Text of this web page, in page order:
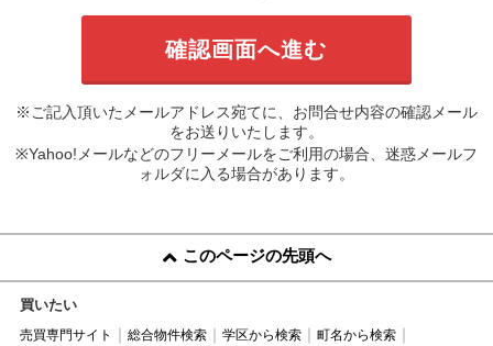
※ご記入頂いたメールアドレス宛てに、お問合せ内容の確認メール
をお送りいたします。
※Yahoo!メールなどのフリーメールをご利用の場合、迷惑メールフ
ォルダに入る場合があります。
このページの先頭へ
買いたい
売買専門サイト 総合物件検索 学区から検索
町名から検索